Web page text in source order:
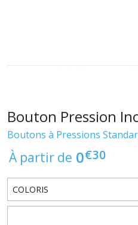
Bouton Pression
Boutons à Pressions
À partir de 0€30